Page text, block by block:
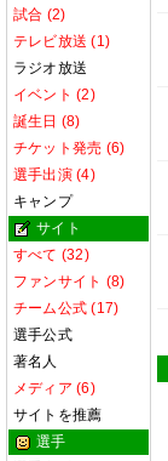
試合 (2)
テレビ放送 (1)
ラジオ放送
イベント (2)
誕生日 (8)
チケット発売 (6)
選手出演 (4)
キャンプ
サイト
すべて (32)
ファンサイト (8)
チーム公式 (17)
選手公式
著名人
メディア (6)
サイトを推薦
選手